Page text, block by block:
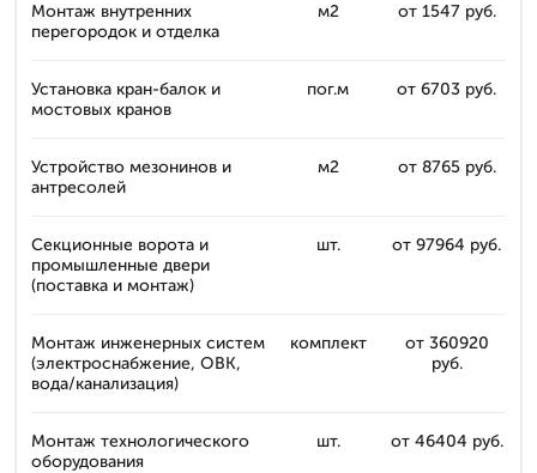
Монтаж внутренних
перегородок и отделка
м2 от 1547 руб.
Установка кран-балок и
мостовых кранов
пог.м от 6703 руб.
Устройство мезонинов и
антресолей
м2 от 8765 руб.
Секционные ворота и
промышленные двери
(поставка и монтаж)
шт. от 97964 руб.
Монтаж инженерных систем
(электроснабжение, ОВК,
вода/канализация)
комплект
от 360920
руб.
Монтаж технологического
оборудования
шт. от 46404 руб.